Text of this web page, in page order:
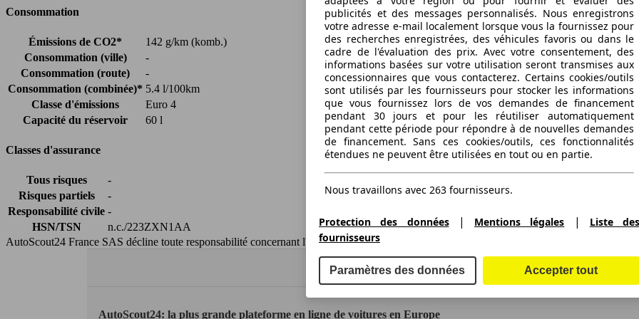
Consommation
Émissions de CO2*
142 g/km (komb.)
Consommation (ville)
-
Consommation (route)
-
Consommation (combinée)* 5.4 l/100km
Classe d'émissions
Euro 4
Capacité du réservoir
60 l
Classes d'assurance
Tous risques
-
Risques partiels
-
Responsabilité civile -
HSN/TSN
n.c./223ZXN1AA
AutoScout24 France SAS décline toute responsabilité concernant l''exactitude des indications fournies.
AutoScout24: la plus grande plateforme en ligne de voitures en Europe
publicités et des messages personnalisés. Nous enregistrons
votre adresse e-mail localement lorsque vous la fournissez pour
des recherches enregistrées, des véhicules favoris ou dans le
cadre de l'évaluation des prix. Avec votre consentement, des
informations basées sur votre utilisation seront transmises aux
concessionnaires que vous contacterez. Certains cookies/outils
sont utilisés par les fournisseurs pour stocker les informations
que vous fournissez lors de vos demandes de financement
pendant 30 jours et pour les réutiliser automatiquement
pendant cette période pour répondre à de nouvelles demandes
de financement. Sans ces cookies/outils, ces fonctionnalités
étendues ne peuvent être utilisées en tout ou en partie.
Nous travaillons avec 263 fournisseurs.
Protection des données| Mentions légales |
Liste des
fournisseurs
Paramètres des données Accepter tout